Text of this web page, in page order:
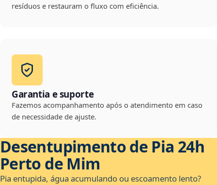
resíduos e restauram o fluxo com eficiência.
Garantia e suporte
Fazemos acompanhamento após o atendimento em caso
de necessidade de ajuste.
Desentupimento de Pia 24h
Perto de Mim
Pia entupida, água acumulando ou escoamento lento?